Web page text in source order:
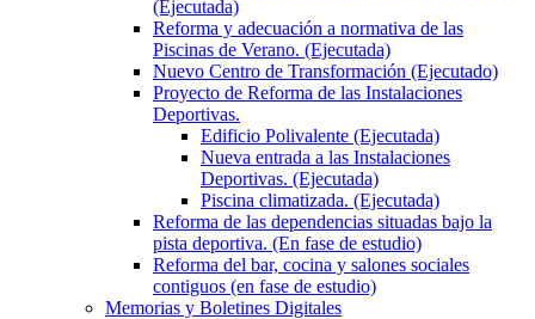
(Ejecutada)
Reforma y adecuación a normativa de las
Piscinas de Verano. (Ejecutada)
Nuevo Centro de Transformación (Ejecutado)
Proyecto de Reforma de las Instalaciones
Deportivas.
Edificio Polivalente (Ejecutada)
Nueva entrada a las Instalaciones
Deportivas. (Ejecutada)
Piscina climatizada. (Ejecutada)
Reforma de las dependencias situadas bajo la
pista deportiva. (En fase de estudio)
Reforma del bar, cocina y salones sociales
contiguos (en fase de estudio)
Memorias y Boletines Digitales